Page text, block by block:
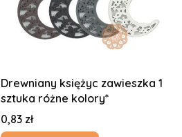
Drewniany księżyc zawieszka 1
sztuka różne kolory*
Cena
0,83 zł